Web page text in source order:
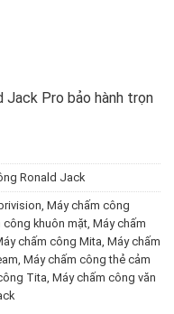
Jack Pro bảo hành trọn
Ronald Jack
, Máy chấm công
công khuôn mặt, Máy chấm
chấm công Mita, Máy chấm
, Máy chấm công thẻ cảm
Tita, Máy chấm công văn